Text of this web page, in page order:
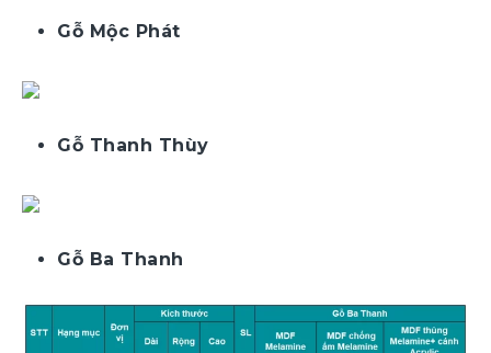
Gỗ Mộc Phát
Gỗ Thanh Thùy
Gỗ Ba Thanh